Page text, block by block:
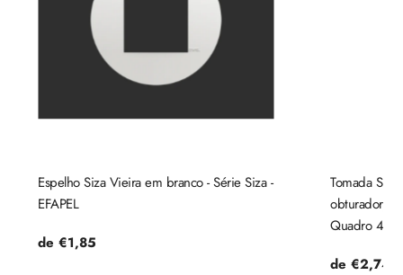
Espelho Siza Vieira em branco - Série Siza -
EFAPEL
Preço
de €1,85
Tomada
obturador,
Quadro 45
Preço
de €2,74